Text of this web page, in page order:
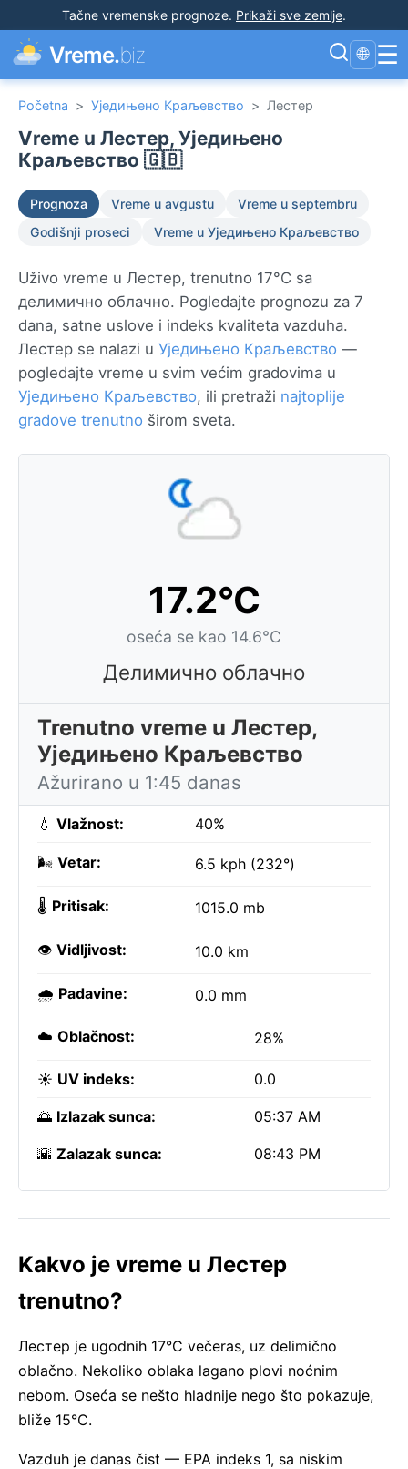
Tačne vremenske prognoze. Prikaži sve zemlje.
Vreme.biz 🌐 ☰
Početna > Уједињено Краљевство > Лестер
Vreme u Лестер, Уједињено
Краљевство 🇬🇧
Prognoza Vreme u avgustu
Vreme u septembru
Godišnji proseci
Vreme u Уједињено Краљевство
Uživo vreme u Лестер, trenutno 17°C sa
делимично облачно. Pogledajte prognozu za 7
dana, satne uslove i indeks kvaliteta vazduha.
Лестер se nalazi u Уједињено Краљевство —
pogledajte vreme u svim većim gradovima u
Уједињено Краљевство, ili pretraži najtoplije
gradove trenutno širom sveta.
17.2°C
oseća se kao 14.6°C
Делимично облачно
Trenutno vreme u Лестер,
Уједињено Краљевство
Ažurirano u 1:45 danas
💧 Vlažnost: 40%
🌬️ Vetar: 6.5 kph (232°)
🌡️ Pritisak: 1015.0 mb
👁️ Vidljivost: 10.0 km
🌧️ Padavine: 0.0 mm
☁️ Oblačnost: 28%
☀️ UV indeks: 0.0
🌅 Izlazak sunca: 05:37 AM
🌇 Zalazak sunca: 08:43 PM
Kakvo je vreme u Лестер
trenutno?
Лестер je ugodnih 17°C večeras, uz delimično
oblačno. Nekoliko oblaka lagano plovi noćnim
nebom. Oseća se nešto hladnije nego što pokazuje,
bliže 15°C.
Vazduh je danas čist — EPA indeks 1, sa niskim